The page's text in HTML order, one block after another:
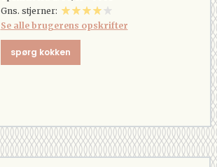
Gns. stjerner:
Se alle brugerens opskrifter
spørg kokken